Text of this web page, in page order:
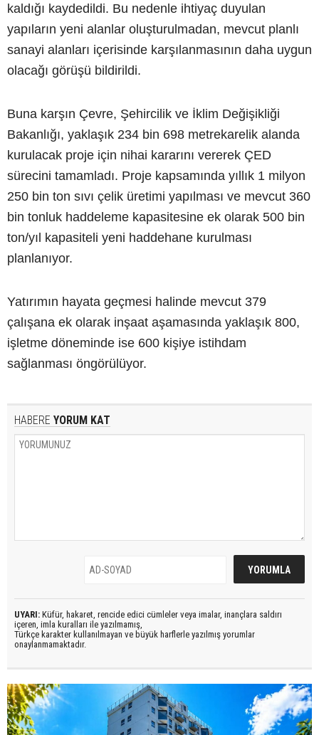
kaldığı kaydedildi. Bu nedenle ihtiyaç duyulan
yapıların yeni alanlar oluşturulmadan, mevcut planlı
sanayi alanları içerisinde karşılanmasının daha uygun
olacağı görüşü bildirildi.
Buna karşın Çevre, Şehircilik ve İklim Değişikliği
Bakanlığı, yaklaşık 234 bin 698 metrekarelik alanda
kurulacak proje için nihai kararını vererek ÇED
sürecini tamamladı. Proje kapsamında yıllık 1 milyon
250 bin ton sıvı çelik üretimi yapılması ve mevcut 360
bin tonluk haddeleme kapasitesine ek olarak 500 bin
ton/yıl kapasiteli yeni haddehane kurulması
planlanıyor.
Yatırımın hayata geçmesi halinde mevcut 379
çalışana ek olarak inşaat aşamasında yaklaşık 800,
işletme döneminde ise 600 kişiye istihdam
sağlanması öngörülüyor.
HABERE YORUM KAT
UYARI: Küfür, hakaret, rencide edici cümleler veya imalar, inançlara saldırı
içeren, imla kuralları ile yazılmamış,
Türkçe karakter kullanılmayan ve büyük harflerle yazılmış yorumlar
onaylanmamaktadır.